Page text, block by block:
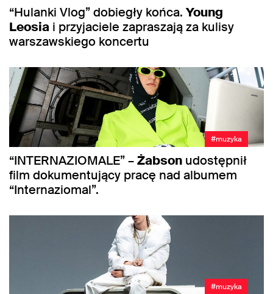
“Hulanki Vlog” dobiegły końca. Young
Leosia i przyjaciele zapraszają za kulisy
warszawskiego koncertu
#muzyka
“INTERNAZIOMALE” –Żabson udostępnił
film dokumentujący pracę nad albumem
“Internaziomal”.
#muzyka